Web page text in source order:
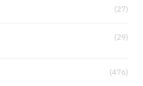
(27)
(29)
(476)